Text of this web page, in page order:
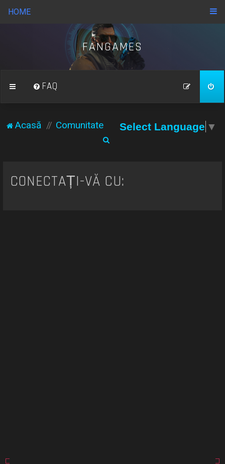
HOME
FANGAMES
FAQ
Acasă Comunitate Select Language ▼
t
CONECTAȚI-VĂ CU: